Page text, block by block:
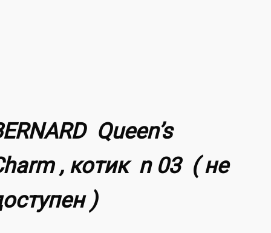
Queen’s
, котик n 03 ( не
)